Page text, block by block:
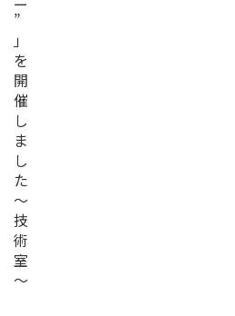
”
」
を
開
催
し
ま
し
た
～
技
術
室
～